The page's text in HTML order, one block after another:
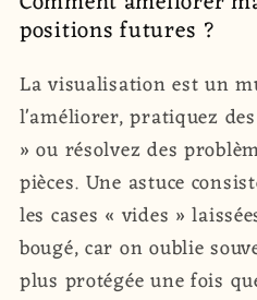
positions futures ?
La visualisation est un
l'améliorer, pratiquez
» ou résolvez des
pièces. Une astuce
les cases « vides »
bougé, car on oublie
plus protégée une fois